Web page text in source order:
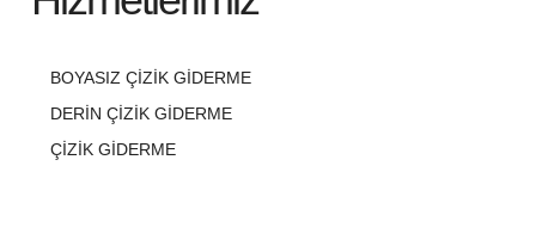
BOYASIZ ÇIZIK GIDERME
DERIN ÇIZIK GIDERME
ÇIZIK GIDERME